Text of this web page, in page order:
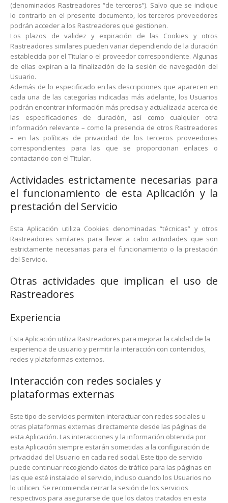
(denominados Rastreadores “de terceros”). Salvo que se indique
lo contrario en el presente documento, los terceros proveedores
podrán acceder a los Rastreadores que gestionen.
Los plazos de validez y expiración de las Cookies y otros
Rastreadores similares pueden variar dependiendo de la duración
establecida por el Titular o el proveedor correspondiente. Algunas
de ellas expiran a la finalización de la sesión de navegación del
Usuario.
Además de lo especificado en las descripciones que aparecen en
cada una de las categorías indicadas más adelante, los Usuarios
podrán encontrar información más precisa y actualizada acerca de
las especificaciones de duración, así como cualquier otra
información relevante – como la presencia de otros Rastreadores
– en las políticas de privacidad de los terceros proveedores
correspondientes para las que se proporcionan enlaces o
contactando con el Titular.
Actividades estrictamente necesarias para
el funcionamiento de esta Aplicación y la
prestación del Servicio
Esta Aplicación utiliza Cookies denominadas “técnicas” y otros
Rastreadores similares para llevar a cabo actividades que son
estrictamente necesarias para el funcionamiento o la prestación
del Servicio.
Otras actividades que implican el uso de
Rastreadores
Experiencia
Esta Aplicación utiliza Rastreadores para mejorar la calidad de la
experiencia de usuario y permitir la interacción con contenidos,
redes y plataformas externos.
Interacción con redes sociales y
plataformas externas
Este tipo de servicios permiten interactuar con redes sociales u
otras plataformas externas directamente desde las páginas de
esta Aplicación. Las interacciones y la información obtenida por
esta Aplicación siempre estarán sometidas a la configuración de
privacidad del Usuario en cada red social. Este tipo de servicio
puede continuar recogiendo datos de tráfico para las páginas en
las que esté instalado el servicio, incluso cuando los Usuarios no
lo utilicen. Se recomienda cerrar la sesión de los servicios
respectivos para asegurarse de que los datos tratados en esta